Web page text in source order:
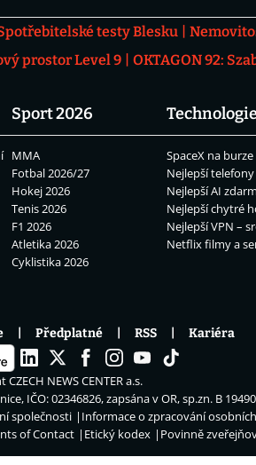
testy Blesku
prostor Level 9 OKTAGON 92:
Sport 2026
MMA
Fotbal 2026/27
Hokej 2026
Tenis 2026
F1 2026
Atletika 2026
Cyklistika 2026
SpaceX na burze
Nejlepší telefony
Nejlepší AI
Nejlepší chytré
Nejlepší VPN –
Netflix filmy a
Předplatné RSS Kariéra
CZECH NEWS CENTER a.s.
IČO: 02346826, zapsána v OR, sp.zn. B
společnosti Informace o zpracování
of Contact Etický kodex Povinně